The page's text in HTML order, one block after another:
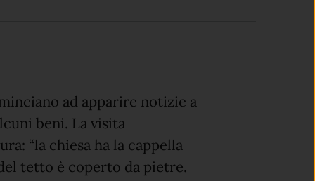
ad apparire notizie a
beni. La visita
“la chiesa ha la cappella
tetto è coperto da pietre.